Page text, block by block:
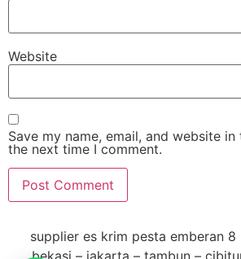
Website
Save my name, email, and website
the next time I comment.
supplier es krim pesta emberan